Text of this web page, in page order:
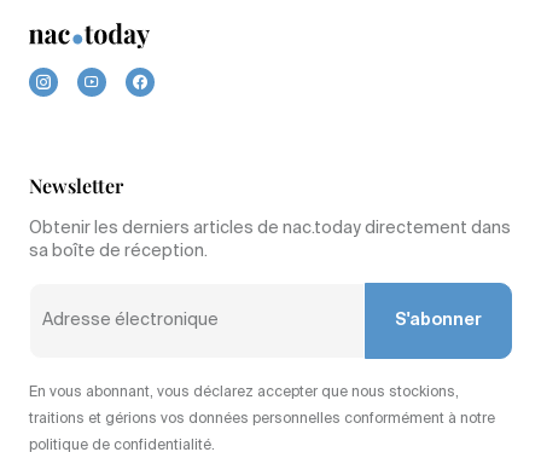
Newsletter
Obtenir les derniers articles de nac.today directement dans
sa boîte de réception.
S'abonner
En vous abonnant, vous déclarez accepter que nous stockions,
traitions et gérions vos données personnelles conformément à notre
politique de confidentialité.